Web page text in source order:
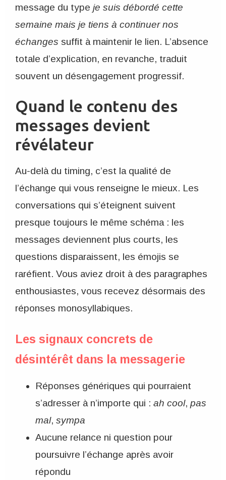
message du type je suis débordé cette
semaine mais je tiens à continuer nos
échanges suffit à maintenir le lien. L’absence
totale d’explication, en revanche, traduit
souvent un désengagement progressif.
Quand le contenu des
messages devient
révélateur
Au-delà du timing, c’est la qualité de
l’échange qui vous renseigne le mieux. Les
conversations qui s’éteignent suivent
presque toujours le même schéma : les
messages deviennent plus courts, les
questions disparaissent, les émojis se
raréfient. Vous aviez droit à des paragraphes
enthousiastes, vous recevez désormais des
réponses monosyllabiques.
Les signaux concrets de
désintérêt dans la messagerie
Réponses génériques qui pourraient
s’adresser à n’importe qui : ah cool, pas
mal, sympa
Aucune relance ni question pour
poursuivre l’échange après avoir
répondu